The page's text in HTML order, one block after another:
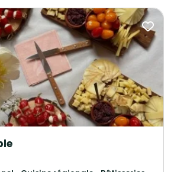
brunch,
: on s’adapte, on imagine, on envoie.
? Le bouton “Contacter”. Parce qu’après avoir
d’avoir faim